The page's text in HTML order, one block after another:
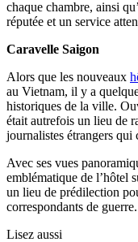
chaque chambre, ainsi
réputée et un service
Caravelle Saigon
Alors que les nouveaux
au Vietnam, il y a
historiques de la ville.
était autrefois un lieu de
journalistes étrangers qui
Avec ses vues
emblématique de l’hôtel
un lieu de prédilection
correspondants de guerre.
Lisez aussi